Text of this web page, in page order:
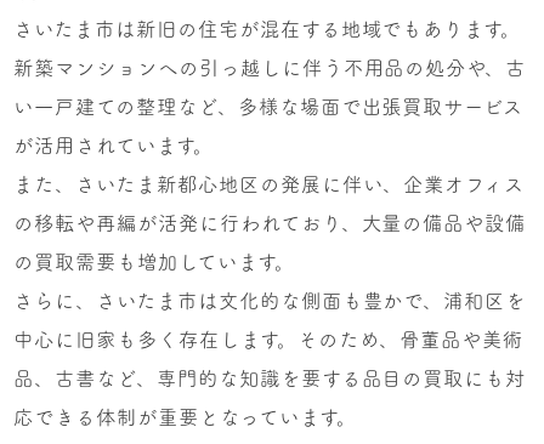
さいたま市は新旧の住宅が混在する地域でもあります。
新築マンションへの引っ越しに伴う不用品の処分や、古
い一戸建ての整理など、多様な場面で出張買取サービス
が活用されています。
また、さいたま新都心地区の発展に伴い、企業オフィス
の移転や再編が活発に行われており、大量の備品や設備
の買取需要も増加しています。
さらに、さいたま市は文化的な側面も豊かで、浦和区を
中心に旧家も多く存在します。そのため、骨董品や美術
品、古書など、専門的な知識を要する品目の買取にも対
応できる体制が重要となっています。